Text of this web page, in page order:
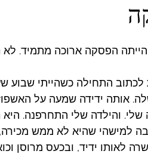
הפסקה ארוכה מתמיד. לא
התחילה כשהייתי שבוע
אותה ידידה שמעה על
שלי. והילדה שלי התחרפנה.
למישהי שהיא לא ממש
לאותו ידיד, ובכעס מרוסן